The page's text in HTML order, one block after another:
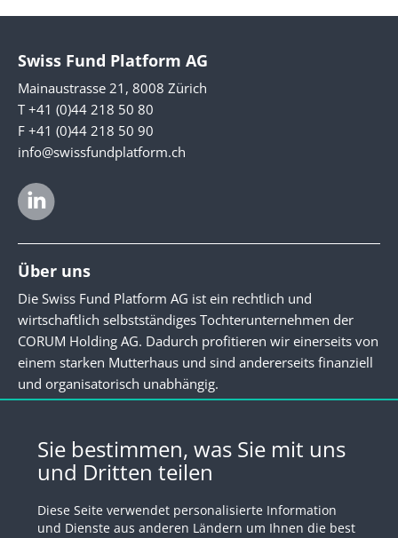
Swiss Fund Platform AG
Mainaustrasse 21, 8008 Zürich
T +41 (0)44 218 50 80
F +41 (0)44 218 50 90
info@swissfundplatform.ch
Über uns
Die Swiss Fund Platform AG ist ein rechtlich und
wirtschaftlich selbstständiges Tochterunternehmen der
CORUM Holding AG. Dadurch profitieren wir einerseits von
einem starken Mutterhaus und sind andererseits finanziell
und organisatorisch unabhängig.
Newsletter
Registrieren Sie sich für unseren Newsletter
Anmelden
Sie bestimmen, was Sie mit uns
und Dritten teilen
Diese Seite verwendet personalisierte Information
und Dienste aus anderen Ländern um Ihnen die best